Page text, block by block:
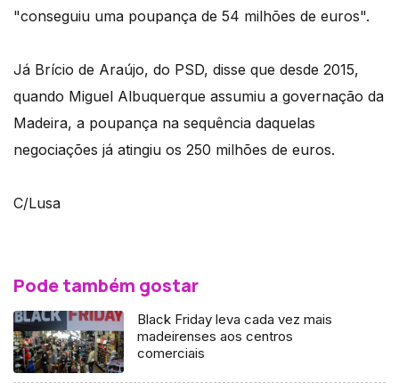
"conseguiu uma poupança de 54 milhões de euros".
Já Brício de Araújo, do PSD, disse que desde 2015,
quando Miguel Albuquerque assumiu a governação da
Madeira, a poupança na sequência daquelas
negociações já atingiu os 250 milhões de euros.
C/Lusa
Pode também gostar
Black Friday leva cada vez mais
madeirenses aos centros
comerciais